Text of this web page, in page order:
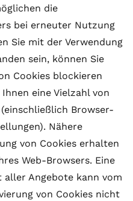
die
bei erneuter Nutzung
Sie mit der Verwendung
sein, können Sie
Cookies blockieren
eine Vielzahl von
Browser-
Nähere
von Cookies erhalten
Web-Browsers. Eine
Angebote kann vom
von Cookies nicht